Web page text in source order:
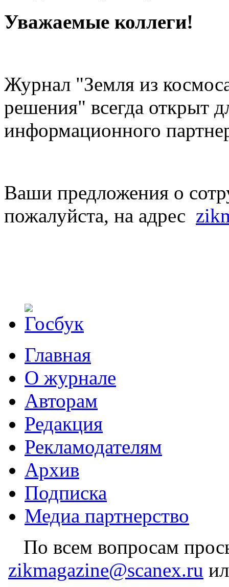
Уважаемые коллеги!
Журнал "Земля из
решения" всегда открыт
информационного
Ваши предложения о
пожалуйста, на адрес
Главная
О журнале
Авторам
Редакция
Рекламодателям
Архив
Подписка
Медиа партнерство
По всем вопросам
zikmagazine@scanex.ru